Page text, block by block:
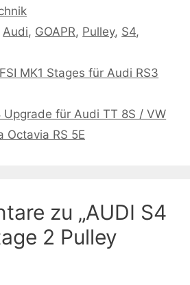
Audi, GOAPR, Pulley, S4,
MK1 Stages für Audi RS3
Upgrade für Audi TT 8S / VW
Octavia RS 5E
zu „AUDI S4
2 Pulley